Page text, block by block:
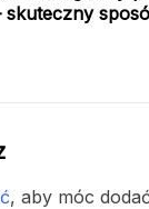
skuteczny
, aby móc